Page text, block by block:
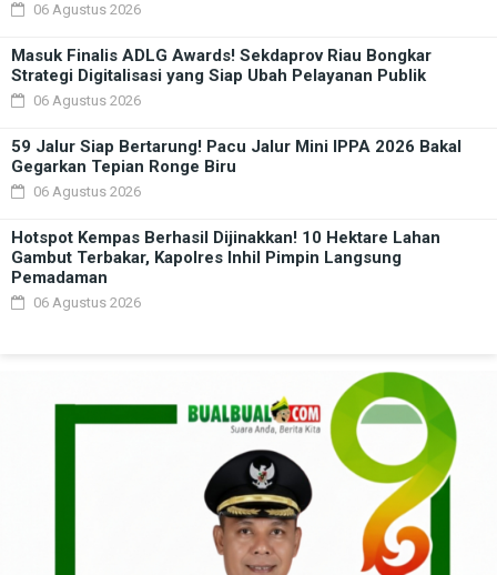
06 Agustus 2026
Masuk Finalis ADLG Awards! Sekdaprov Riau Bongkar
Strategi Digitalisasi yang Siap Ubah Pelayanan Publik
06 Agustus 2026
59 Jalur Siap Bertarung! Pacu Jalur Mini IPPA 2026 Bakal
Gegarkan Tepian Ronge Biru
06 Agustus 2026
Hotspot Kempas Berhasil Dijinakkan! 10 Hektare Lahan
Gambut Terbakar, Kapolres Inhil Pimpin Langsung
Pemadaman
06 Agustus 2026